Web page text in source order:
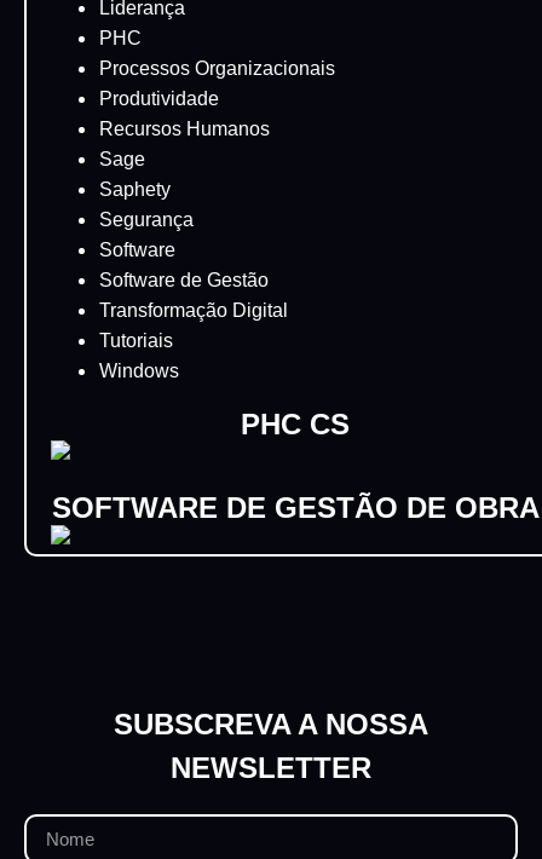
Liderança
PHC
Processos Organizacionais
Produtividade
Recursos Humanos
Sage
Saphety
Segurança
Software
Software de Gestão
Transformação Digital
Tutoriais
Windows
PHC CS
SOFTWARE DE GESTÃO DE OBRA
SUBSCREVA A NOSSA
NEWSLETTER